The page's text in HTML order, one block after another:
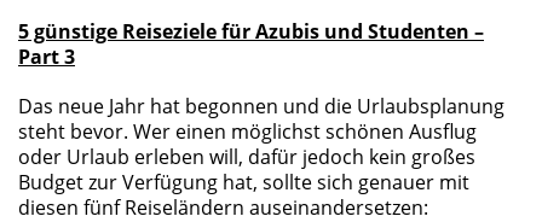
5 günstige Reiseziele für Azubis und Studenten –
Part 3
Das neue Jahr hat begonnen und die Urlaubsplanung
steht bevor. Wer einen möglichst schönen Ausflug
oder Urlaub erleben will, dafür jedoch kein großes
Budget zur Verfügung hat, sollte sich genauer mit
diesen fünf Reiseländern auseinandersetzen: